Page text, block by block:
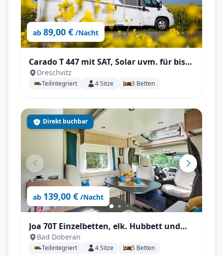
ab 89,00 € /Nacht
Carado T 447 mit SAT, Solar uvm. für bis
zu 3 Personen!
Dreschvitz
Teilintegriert 4Sitze 3 Betten
ab 139,00 € /Nacht
Direkt buchbar
Joa 70T Einzelbetten, elk. Hubbett und
großer Wohnbereich für bis zu 4
Personen, unter 7m
Bad Doberan
Teilintegriert 4Sitze 5 Betten